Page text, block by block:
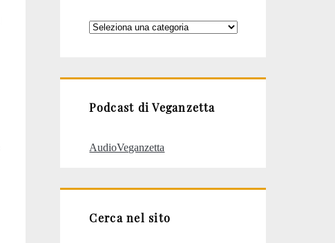
Categorie
Podcast di Veganzetta
AudioVeganzetta
Cerca nel sito